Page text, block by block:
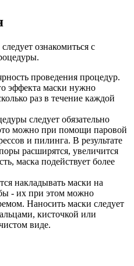
ознакомиться с
проведения процедур.
эффекта маски нужно
раз в течение каждой
следует обязательно
можно при помощи паровой
и пилинга. В результате
расширятся, увеличится
маска подействует более
накладывать маски на
- их при этом можно
Наносить маски следует
кисточкой или
виде.